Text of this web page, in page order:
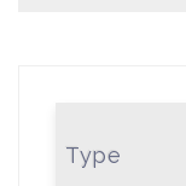
Type